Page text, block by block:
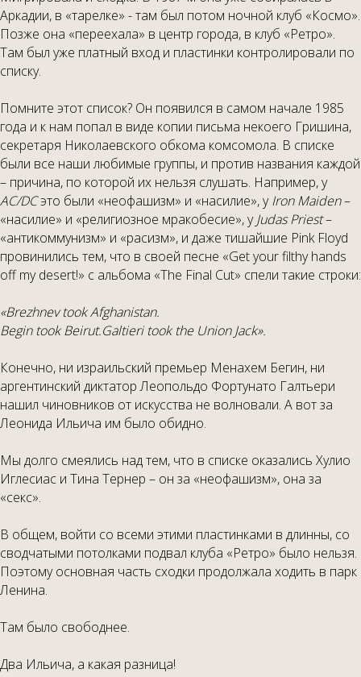
Аркадии, в «тарелке» - там был потом ночной клуб «Космо».
Позже она «переехала» в центр города, в клуб «Ретро».
Там был уже платный вход и пластинки контролировали по
списку.
Помните этот список? Он появился в самом начале 1985
года и к нам попал в виде копии письма некоего Гришина,
секретаря Николаевского обкома комсомола. В списке
были все наши любимые группы, и против названия каждой
– причина, по которой их нельзя слушать. Например, у
AC/DCэто были «неофашизм» и «насилие», уIron Maiden–
«насилие» и «религиозное мракобесие», уJudas Priest–
«антикоммунизм» и «расизм», и даже тишайшие Pink Floyd
провинились тем, что в своей песне «Get your filthy hands
off my desert!» с альбома «The Final Cut» спели такие строки:
«Brezhnev took Afghanistan.
Begin took Beirut.Galtieri took the Union Jack».
Конечно, ни израильский премьер Менахем Бегин, ни
аргентинский диктатор Леопольдо Фортунато Галтьери
нашил чиновников от искусства не волновали. А вот за
Леонида Ильича им было обидно.
Мы долго смеялись над тем, что в списке оказались Хулио
Иглесиас и Тина Тернер – он за «неофашизм», она за
«секс».
В общем, войти со всеми этими пластинками в длинны, со
сводчатыми потолками подвал клуба «Ретро» было нельзя.
Поэтому основная часть сходки продолжала ходить в парк
Ленина.
Там было свободнее.
Два Ильича, а какая разница!